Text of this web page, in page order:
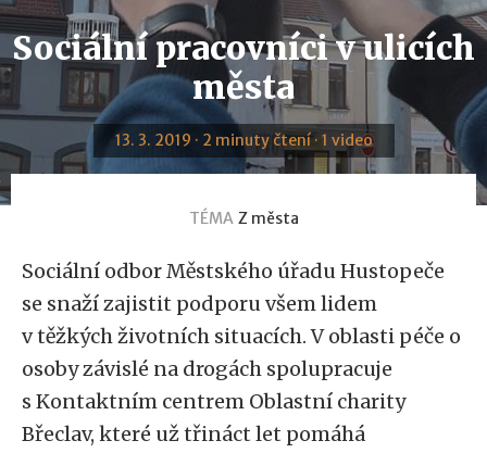
Sociální pracovníci v ulicích
města
13. 3. 2019 · 2 minuty čtení · 1 video
TÉMA Z města
Sociální odbor Městského úřadu Hustopeče
se snaží zajistit podporu všem lidem
v těžkých životních situacích. V oblasti péče o
osoby závislé na drogách spolupracuje
s Kontaktním centrem Oblastní charity
Břeclav, které už třináct let pomáhá